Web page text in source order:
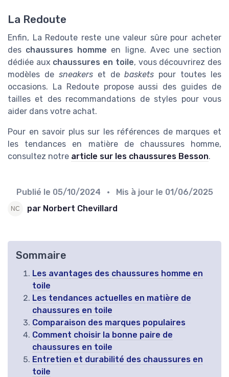
La Redoute
Enfin, La Redoute reste une valeur sûre pour acheter
des chaussures homme en ligne. Avec une section
dédiée aux chaussures en toile, vous découvrirez des
modèles de sneakerset debaskets pour toutes les
occasions. La Redoute propose aussi des guides de
tailles et des recommandations de styles pour vous
aider dans votre achat.
Pour en savoir plus sur les références de marques et
les tendances en matière de chaussures homme,
consultez notre article sur les chaussures Besson.
Publié le 05/10/2024 • Mis à jour le 01/06/2025
par Norbert Chevillard
Sommaire
Les avantages des chaussures homme en
toile
Les tendances actuelles en matière de
chaussures en toile
Comparaison des marques populaires
Comment choisir la bonne paire de
chaussures en toile
Entretien et durabilité des chaussures en
toile